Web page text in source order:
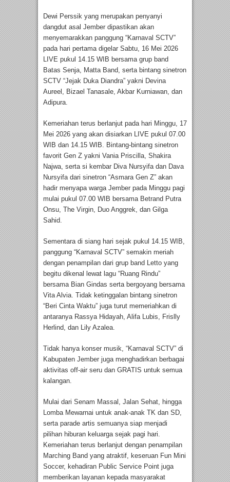
Dewi Perssik yang merupakan penyanyi
dangdut asal Jember dipastikan akan
menyemarakkan panggung “Karnaval SCTV”
pada hari pertama digelar Sabtu, 16 Mei 2026
LIVE pukul 14.15 WIB bersama grup band
Batas Senja, Matta Band, serta bintang sinetron
SCTV “Jejak Duka Diandra” yakni Devina
Aureel, Bizael Tanasale, Akbar Kurniawan, dan
Adipura.
Kemeriahan terus berlanjut pada hari Minggu, 17
Mei 2026 yang akan disiarkan LIVE pukul 07.00
WIB dan 14.15 WIB. Bintang-bintang sinetron
favorit Gen Z yakni Vania Priscilla, Shakira
Najwa, serta si kembar Diva Nursyifa dan Dava
Nursyifa dari sinetron “Asmara Gen Z” akan
hadir menyapa warga Jember pada Minggu pagi
mulai pukul 07.00 WIB bersama Betrand Putra
Onsu, The Virgin, Duo Anggrek, dan Gilga
Sahid.
Sementara di siang hari sejak pukul 14.15 WIB,
panggung “Karnaval SCTV” semakin meriah
dengan penampilan dari grup band Letto yang
begitu dikenal lewat lagu “Ruang Rindu”
bersama Bian Gindas serta bergoyang bersama
Vita Alvia. Tidak ketinggalan bintang sinetron
“Beri Cinta Waktu” juga turut memeriahkan di
antaranya Rassya Hidayah, Alifa Lubis, Frislly
Herlind, dan Lily Azalea.
Tidak hanya konser musik, “Karnaval SCTV” di
Kabupaten Jember juga menghadirkan berbagai
aktivitas off-air seru dan GRATIS untuk semua
kalangan.
Mulai dari Senam Massal, Jalan Sehat, hingga
Lomba Mewarnai untuk anak-anak TK dan SD,
serta parade artis semuanya siap menjadi
pilihan hiburan keluarga sejak pagi hari.
Kemeriahan terus berlanjut dengan penampilan
Marching Band yang atraktif, keseruan Fun Mini
Soccer, kehadiran Public Service Point juga
memberikan layanan kepada masyarakat